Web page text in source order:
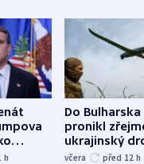
h
Do Bulharska
pronikl
ukrajinský
explodoval
včera před 12 h